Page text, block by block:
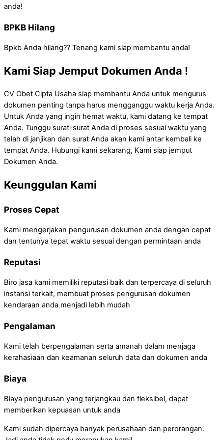
anda!
BPKB Hilang
Bpkb Anda hilang?? Tenang kami siap membantu anda!
Kami Siap Jemput Dokumen Anda !
CV Obet Cipta Usaha siap membantu Anda untuk mengurus
dokumen penting tanpa harus mengganggu waktu kerja Anda.
Untuk Anda yang ingin hemat waktu, kami datang ke tempat
Anda. Tunggu surat-surat Anda di proses sesuai waktu yang
telah di janjikan dan surat Anda akan kami antar kembali ke
tempat Anda. Hubungi kami sekarang, Kami siap jemput
Dokumen Anda.
Keunggulan Kami
Proses Cepat
Kami mengerjakan pengurusan dokumen anda dengan cepat
dan tentunya tepat waktu sesuai dengan permintaan anda
Reputasi
Biro jasa kami memiliki reputasi baik dan terpercaya di seluruh
instansi terkait, membuat proses pengurusan dokumen
kendaraan anda menjadi lebih mudah
Pengalaman
Kami telah berpengalaman serta amanah dalam menjaga
kerahasiaan dan keamanan seluruh data dan dokumen anda
Biaya
Biaya pengurusan yang terjangkau dan fleksibel, dapat
memberikan kepuasan untuk anda
Kami sudah dipercaya banyak perusahaan dan perorangan.